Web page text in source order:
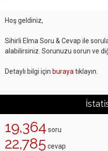
Hoş geldiniz,
Sihirli Elma Soru & Cevap ile
alabilirsiniz. Sorunuzu sorun ve
Detaylı bilgi için buraya tıklayın.
19,364 soru
22,785 cevap